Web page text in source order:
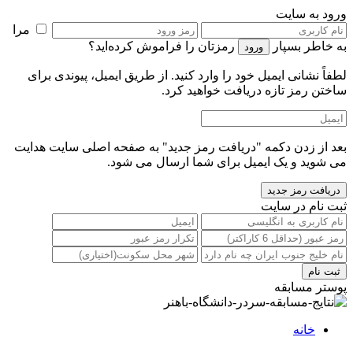
ورود به سایت
مرا
به خاطر بسپار
رمزتان را فراموش کرده‌اید؟
لطفاً نشانی ایمیل خود را‌ وارد کنید. از طریق ایمیل، پیوندی برای
ساختن رمز تازه دریافت خواهید کرد.
بعد از زدن دکمه "دریافت رمز جدید" به صفحه اصلی سایت هدایت
می شوید و یک ایمیل برای شما ارسال می شود.
ثبت نام در سایت
پوستر مسابقه
خانه